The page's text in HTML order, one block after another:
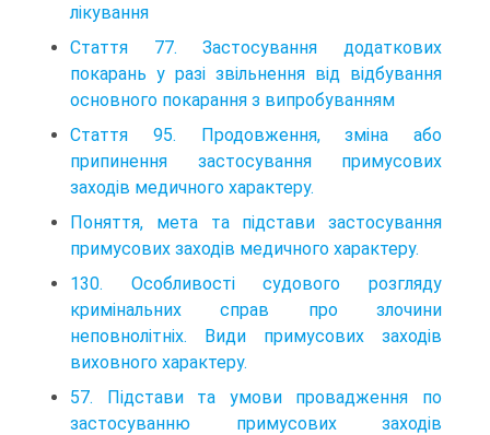
лікування
Стаття 77. Застосування додаткових
покарань у разі звільнення від відбування
основного покарання з випробуванням
Стаття 95. Продовження, зміна або
припинення застосування примусових
заходів медичного характеру.
Поняття, мета та підстави застосування
примусових заходів медичного характеру.
130. Особливості судового розгляду
кримінальних справ про злочини
неповнолітніх. Види примусових заходів
виховного характеру.
57. Підстави та умови провадження по
застосуванню примусових заходів